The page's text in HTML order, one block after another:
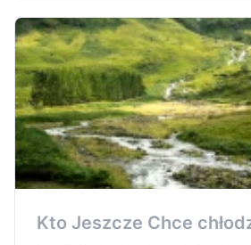
Kto Jeszcze Chce